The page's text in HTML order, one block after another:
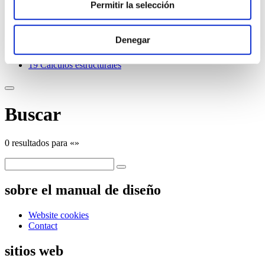
Permitir la selección
Denegar
15Tratamiento de superficies
Aspectos económicos
18Bancos de información e ideas compartidas
19Cálculos estructurales
Buscar
0 resultados para «»
sobre el manual de diseño
Website cookies
Contact
sitios web